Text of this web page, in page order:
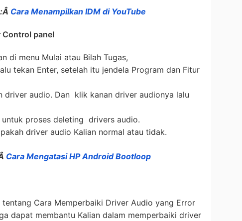
Cara Menampilkan IDM di YouTube
Control panel
di menu Mulai atau Bilah Tugas,
tekan Enter, setelah itu jendela Program dan Fitur
driver audio. Dan klik kanan driver audionya lalu
untuk proses deleting drivers audio.
driver audio Kalian normal atau tidak.
Cara Mengatasi HP Android Bootloop
Cara Memperbaiki Driver Audio yang Error
dapat membantu Kalian dalam memperbaiki driver